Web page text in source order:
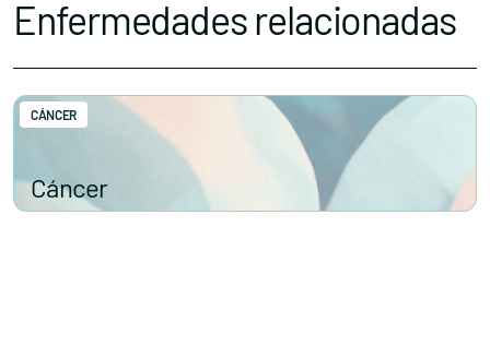
Enfermedades relacionadas
Cáncer
CÁNCER